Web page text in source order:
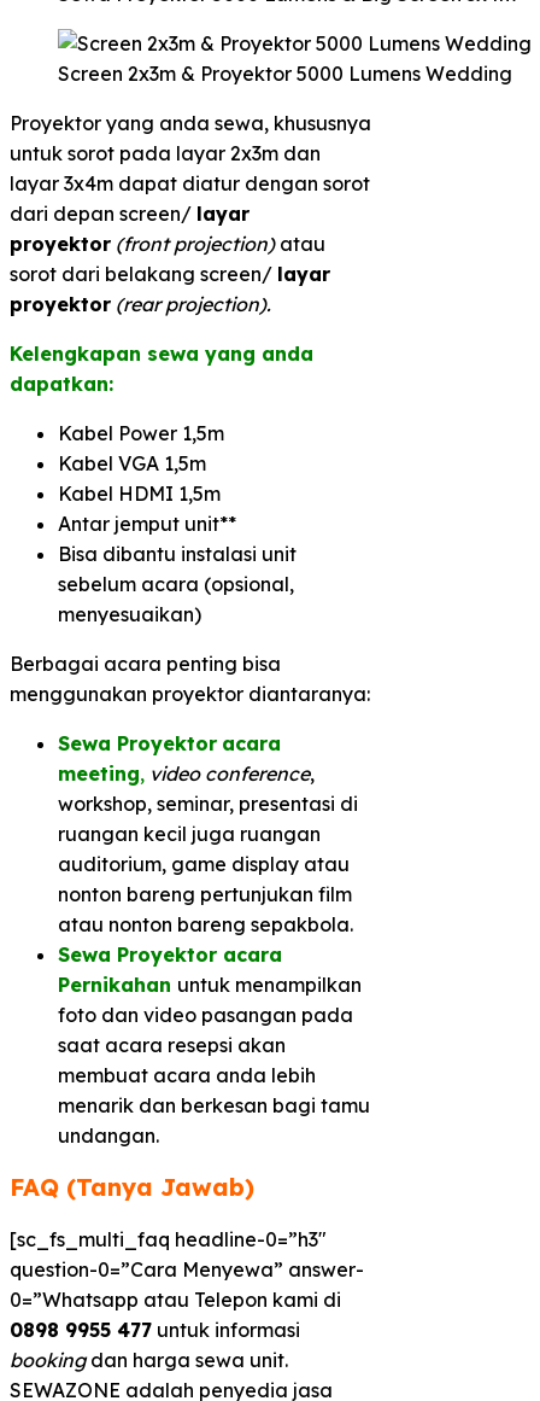
Screen 2x3m & Proyektor 5000 Lumens Wedding
Proyektor yang anda sewa, khususnya
untuk sorot pada layar 2x3m dan
layar 3x4m dapat diatur dengan sorot
dari depan screen/ layar
proyektor (front projection) atau
sorot dari belakang screen/ layar
proyektor (rear projection).
Kelengkapan sewa yang anda
dapatkan:
Kabel Power 1,5m
Kabel VGA 1,5m
Kabel HDMI 1,5m
Antar jemput unit**
Bisa dibantu instalasi unit
sebelum acara (opsional,
menyesuaikan)
Berbagai acara penting bisa
menggunakan proyektor diantaranya:
Sewa Proyektor acara
meeting, video conference,
workshop, seminar, presentasi di
ruangan kecil juga ruangan
auditorium, game display atau
nonton bareng pertunjukan film
atau nonton bareng sepakbola.
Sewa Proyektor acara
Pernikahan untuk menampilkan
foto dan video pasangan pada
saat acara resepsi akan
membuat acara anda lebih
menarik dan berkesan bagi tamu
undangan.
FAQ (Tanya Jawab)
[sc_fs_multi_faq headline-0=”h3″
question-0=”Cara Menyewa” answer-
0=”Whatsapp atau Telepon kami di
0898 9955 477 untuk informasi
bookingdan harga sewa unit.
SEWAZONE adalah penyedia jasa